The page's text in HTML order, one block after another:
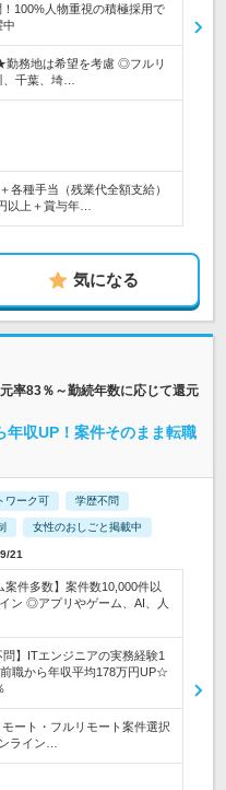
100%人物重視の積極採用で
中
務地は希望を考慮 ◎フルリ
千葉、埼…
種手当（残業代全額支給）
以上＋賞与年…
気になる
率83％～勤続年数に応じて還元
年収UP！案件そのまま転職
ワーク可 学歴不問
女性のおしごと掲載中
21
案件多数】案件数10,000件以
ン ◎アプリやゲーム、AI、人
】ITエンジニアの実務経験1
職から年収平均178万円UP☆
ート・フルリモート案件選択
ライン…